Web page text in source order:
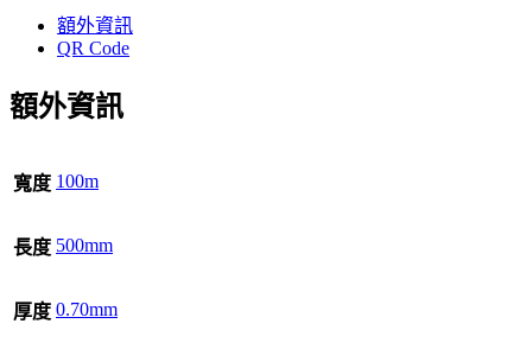
額外資訊
QR Code
額外資訊
寬度 100m
長度 500mm
厚度 0.70mm